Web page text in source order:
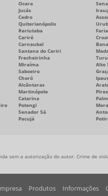
Ocara
Jucás
Cedro
Quiterianópolis
Reriutaba
Cariré
Carnaubal
Santana do Cariri
Frecheirinha
Miraíma
Alto
Saboeiro
Choró
Alcântaras
Martinópole
Catarina
Potengi
Senador Sá
Pacujá
sem a autorização do autor. Crime de
Produtos Informações